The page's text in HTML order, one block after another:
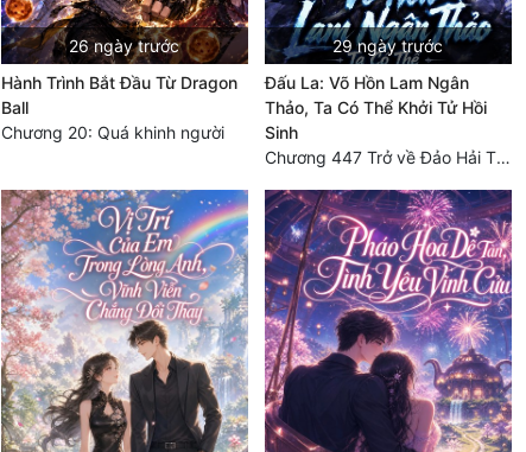
26 ngày trước
Hành Trình Bắt Đầu Từ Dragon
Ball
Chương 20: Quá khinh người
29 ngày trước
Đấu La: Võ Hồn Lam Ngân
Thảo, Ta Có Thể Khởi Tử Hồi
Sinh
Chương 447 Trở về Đảo Hải Thần